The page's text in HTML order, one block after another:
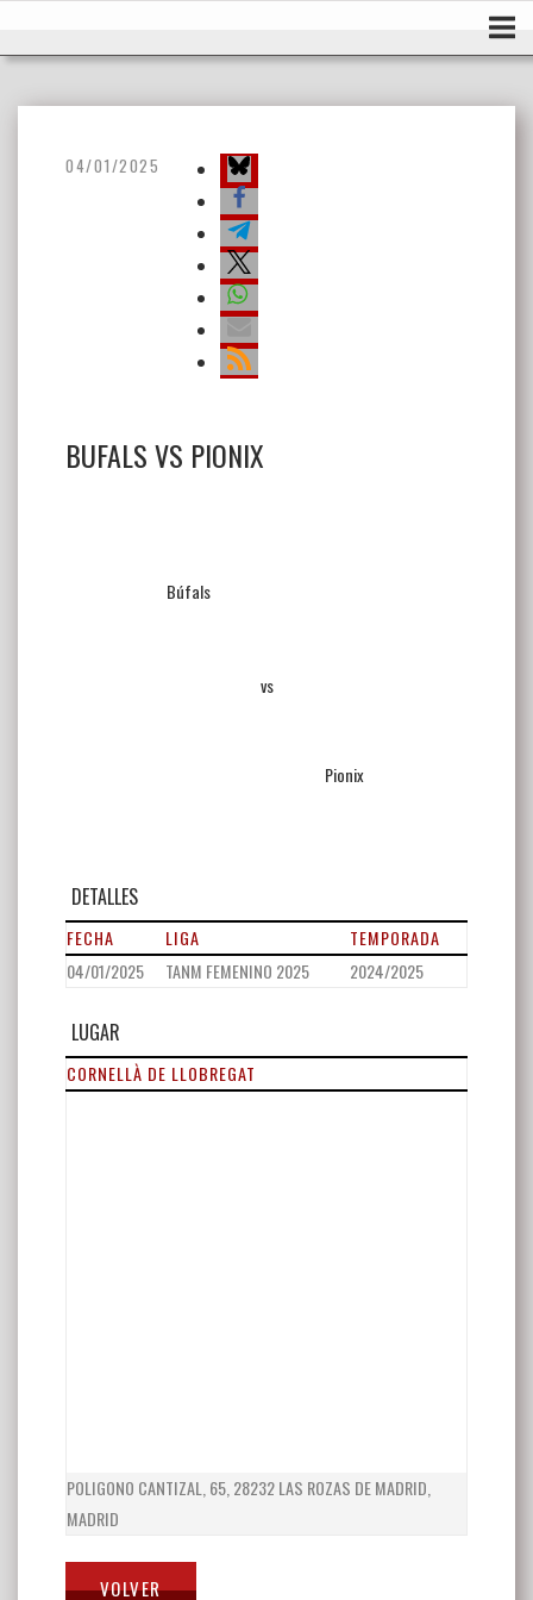
04/01/2025
BUFALS VS PIONIX
Búfals
vs
Pionix
DETALLES
FECHA LIGA
TEMPORADA
04/01/2025
TANM FEMENINO 2025 2024/2025
LUGAR
CORNELLÀ DE LLOBREGAT
POLIGONO CANTIZAL, 65, 28232 LAS ROZAS DE MADRID,
MADRID